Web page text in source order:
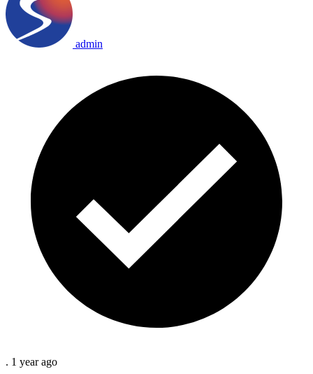
admin
. 1 yearago